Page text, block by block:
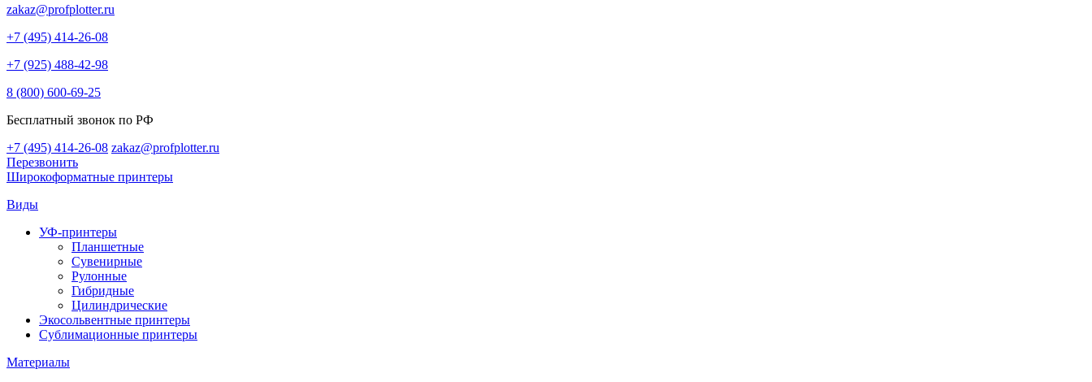
zakaz@profplotter.ru
+7 (495) 414-26-08
+7 (925) 488-42-98
8 (800) 600-69-25
Бесплатный звонок по РФ
+7 (495) 414-26-08 zakaz@profplotter.ru
Перезвонить
Широкоформатные принтеры
Виды
УФ-принтеры
Планшетные
Сувенирные
Рулонные
Гибридные
Цилиндрические
Экосольвентные принтеры
Сублимационные принтеры
Материалы